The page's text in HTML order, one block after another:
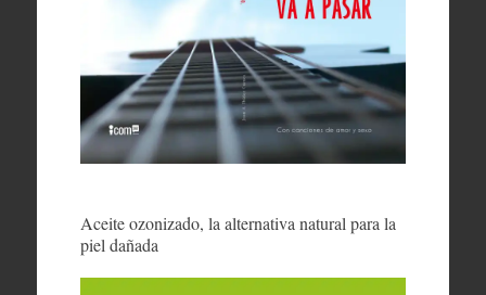
Aceite ozonizado, la alternativa natural para la
piel dañada